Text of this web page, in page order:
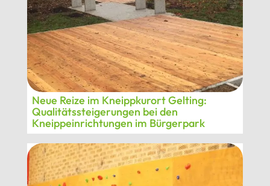
Neue Reize im Kneippkurort Gelting:
Qualitätssteigerungen bei den
Kneippeinrichtungen im Bürgerpark